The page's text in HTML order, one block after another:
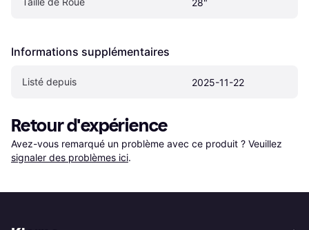
Informations supplémentaires
Listé depuis 2025-11-22
Retour d'expérience
Avez-vous remarqué un problème avec ce produit ? Veuillez
signaler des problèmes ici.